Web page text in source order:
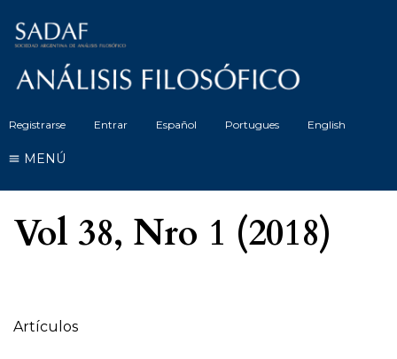
Registrarse Entrar Español Portugues English
MENÚ
Vol 38, Nro 1 (2018)
Artículos